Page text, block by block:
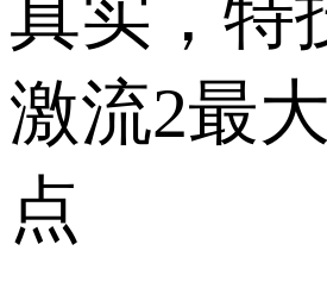
真实，特
激流2最
点